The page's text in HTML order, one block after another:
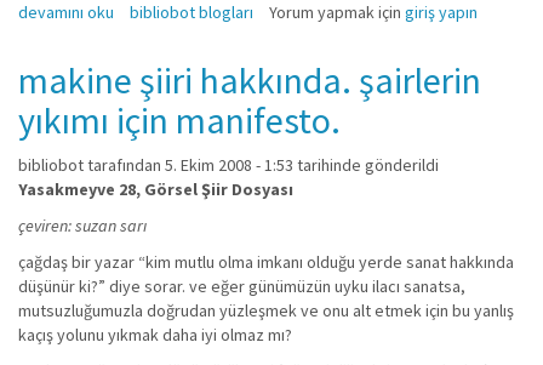
Holografik Şiir ve Algısal Dizim hakkında
devamını oku bibliobot blogları Yorum yapmak için giriş yapın
makine şiiri hakkında. şairlerin
yıkımı için manifesto.
bibliobottarafından 5. Ekim 2008 - 1:53 tarihinde gönderildi
Yasakmeyve 28, Görsel Şiir Dosyası
çeviren: suzan sarı
çağdaş bir yazar “kim mutlu olma imkanı olduğu yerde sanat hakkında
düşünür ki?” diye sorar. ve eğer günümüzün uyku ilacı sanatsa,
mutsuzluğumuzla doğrudan yüzleşmek ve onu alt etmek için bu yanlış
kaçış yolunu yıkmak daha iyi olmaz mı?